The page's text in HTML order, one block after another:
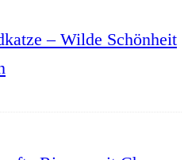
– Wilde Schönheit